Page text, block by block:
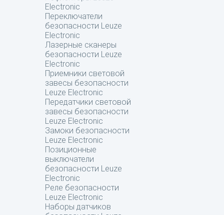
Electronic
Переключатели
безопасности Leuze
Electronic
Лазерные сканеры
безопасности Leuze
Electronic
Приемники световой
завесы безопасности
Leuze Electronic
Передатчики световой
завесы безопасности
Leuze Electronic
Замоки безопасности
Leuze Electronic
Позиционные
выключатели
безопасности Leuze
Electronic
Реле безопасности
Leuze Electronic
Наборы датчиков